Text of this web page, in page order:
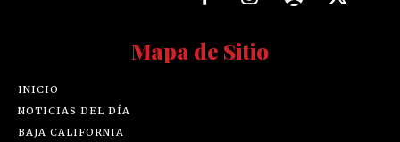
Mapa de Sitio
INICIO
NOTICIAS DEL DÍA
BAJA CALIFORNIA